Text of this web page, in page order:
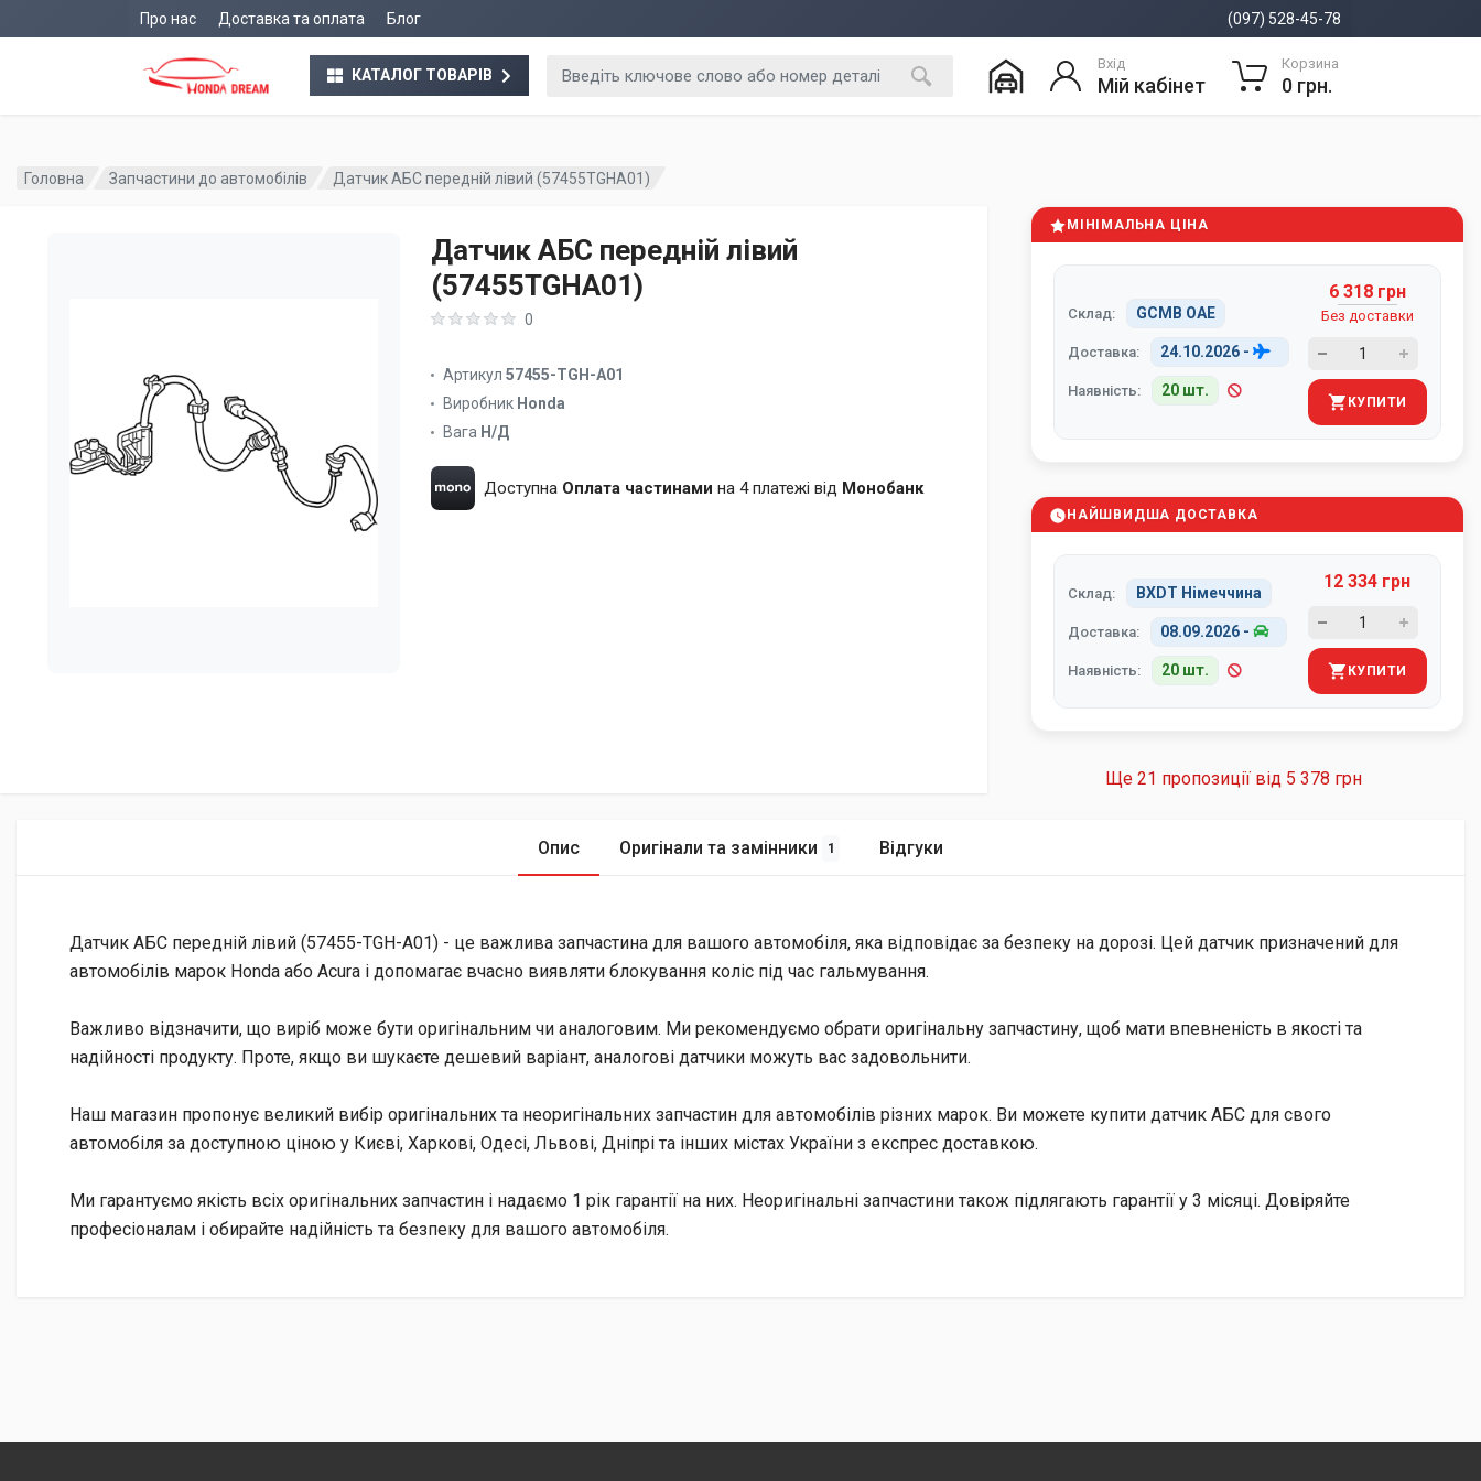
Про нас Доставка та оплата Блог (097) 528-45-78
КАТАЛОГ ТОВАРІВ
Вхід
Мій кабінет
Корзина
0 грн.
Головна Запчастини до автомобілів Датчик АБС передній лівий (57455TGHA01)
Датчик АБС передній лівий
(57455TGHA01)
0
Артикул 57455-TGH-A01
Виробник Honda
Вага Н/Д
Доступна Оплата частинами на 4 платежі від Монобанк
МІНІМАЛЬНА ЦІНА
Склад: GCMB ОАЕ
Доставка: 24.10.2026 -
Наявність: 20 шт.
6 318 грн
Без доставки
КУПИТИ
НАЙШВИДША ДОСТАВКА
Склад: BXDT Німеччина
Доставка: 08.09.2026 -
Наявність: 20 шт.
12 334 грн
КУПИТИ
Ще 21 пропозиції від 5 378 грн
Опис Оригінали та замінники 1 Відгуки
Датчик АБС передній лівий (57455-TGH-A01) - це важлива запчастина для вашого автомобіля, яка відповідає за безпеку на дорозі. Цей датчик призначений для
автомобілів марок Honda або Acura і допомагає вчасно виявляти блокування коліс під час гальмування.
Важливо відзначити, що виріб може бути оригінальним чи аналоговим. Ми рекомендуємо обрати оригінальну запчастину, щоб мати впевненість в якості та
надійності продукту. Проте, якщо ви шукаєте дешевий варіант, аналогові датчики можуть вас задовольнити.
Наш магазин пропонує великий вибір оригінальних та неоригінальних запчастин для автомобілів різних марок. Ви можете купити датчик АБС для свого
автомобіля за доступною ціною у Києві, Харкові, Одесі, Львові, Дніпрі та інших містах України з експрес доставкою.
Ми гарантуємо якість всіх оригінальних запчастин і надаємо 1 рік гарантії на них. Неоригінальні запчастини також підлягають гарантії у 3 місяці. Довіряйте
професіоналам і обирайте надійність та безпеку для вашого автомобіля.